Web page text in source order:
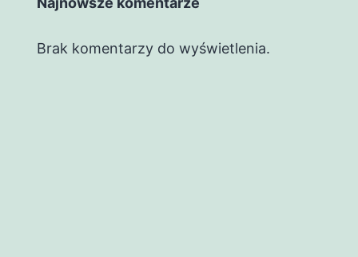
Brak komentarzy do wyświetlenia.